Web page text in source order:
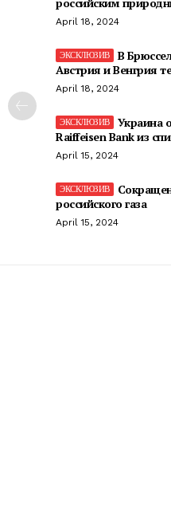
April 18, 2024
В
Австрия и Венгрия
April 18, 2024
Украина
Raiffeisen Bank из
April 15, 2024
российского газа
April 15, 2024